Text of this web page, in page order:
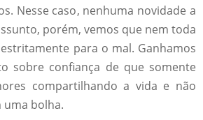
Nesse caso, nenhuma novidade a
porém, vemos que nem toda
para o mal. Ganhamos
sobre confiança de que somente
compartilhando a vida e não
uma bolha.